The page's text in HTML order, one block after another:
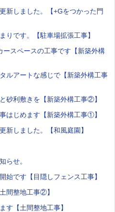
新しました。【+Gをつかった門
りです。【駐車場拡張工事】
スペースの工事です【新築外構
ルアートな感じで【新築外構工事
砂利敷きを【新築外構工事②】
はじめます【新築外構工事①】
新しました。【和風庭園】
らせ。
始です【目隠しフェンス工事】
間整地工事②】
す【土間整地工事】